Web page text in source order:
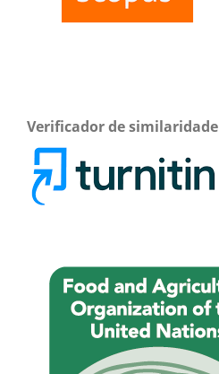
Verificador de similaridade